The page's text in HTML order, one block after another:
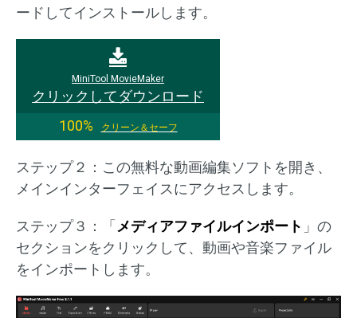
ードしてインストールします。
MiniTool MovieMaker
クリックしてダウンロード
100%
クリーン＆セーフ
ステップ２：この無料な動画編集ソフトを開き、
メインインターフェイスにアクセスします。
ステップ３：「 メディアファイルインポート 」の
セクションをクリックして、動画や音楽ファイル
をインポートします。